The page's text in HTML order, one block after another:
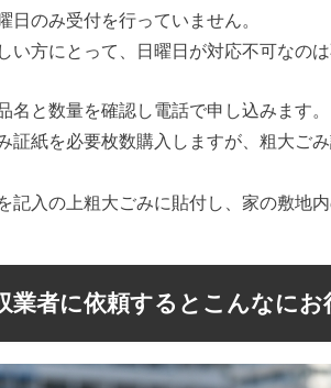
日のみ受付を行っていません。
い方にとって、日曜日が対応不可なのは
名と数量を確認し電話で申し込みます。
証紙を必要枚数購入しますが、粗大ご
記入の上粗大ごみに貼付し、家の敷地
業者に依頼するとこんなにお